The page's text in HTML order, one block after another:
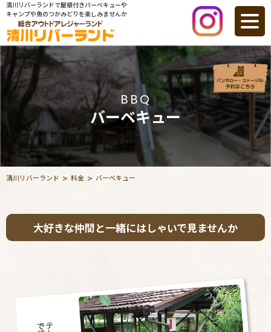
清川リバーランドで屋根付きバーベキューや
キャンプや魚のつかみどりを楽しみませんか
BBQ
バーベキュー
清川リバーランド 料金 バーベキュー
大好きな仲間と一緒にはしゃいで見ませんか